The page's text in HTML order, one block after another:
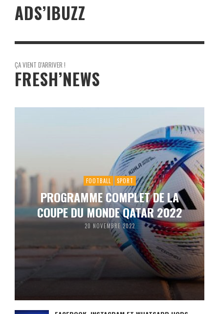
ADS’IBUZZ
ÇA VIENT D'ARRIVER !
FRESH’NEWS
FOOTBALL SPORT
PROGRAMME COMPLET DE LA
COUPE DU MONDE QATAR 2022
20 NOVEMBRE 2022